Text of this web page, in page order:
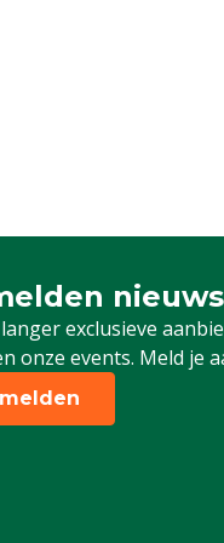
exclusieve
onze events. Meld je
in voor onze